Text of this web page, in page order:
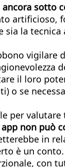
sotto
artificioso,
la
vigilare
il loro
o se
per
non può
in
è un
con